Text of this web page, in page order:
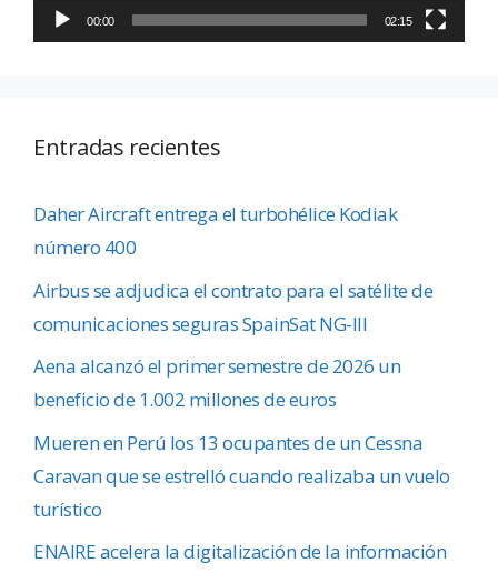
00:00 02:15
Entradas recientes
Daher Aircraft entrega el turbohélice Kodiak
número 400
Airbus se adjudica el contrato para el satélite de
comunicaciones seguras SpainSat NG-III
Aena alcanzó el primer semestre de 2026 un
beneficio de 1.002 millones de euros
Mueren en Perú los 13 ocupantes de un Cessna
Caravan que se estrelló cuando realizaba un vuelo
turístico
ENAIRE acelera la digitalización de la información